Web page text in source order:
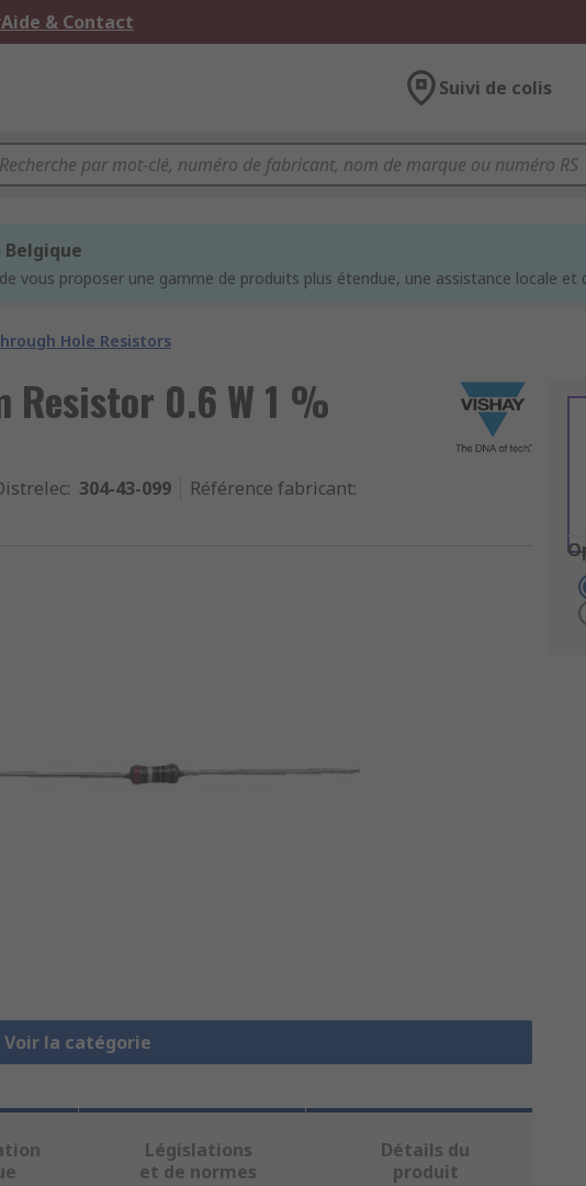
Aide & Contact
Suivi de colis
Belgique
vous proposer une gamme de produits plus étendue, une assistance locale et
Hole Resistors
Resistor 0.6 W 1 %
: 304-43-099 Référence fabricant:
Voir la catégorie
Législations
et de normes
Détails du
produit